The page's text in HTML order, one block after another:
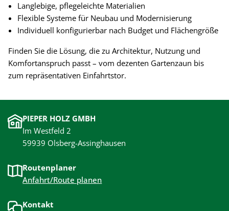
Langlebige, pflegeleichte Materialien
Flexible Systeme für Neubau und Modernisierung
Individuell konfigurierbar nach Budget und Flächengröße
Finden Sie die Lösung, die zu Architektur, Nutzung und
Komfortanspruch passt – vom dezenten Gartenzaun bis
zum repräsentativen Einfahrtstor.
PIEPER HOLZ GMBH
Im Westfeld 2
59939 Olsberg-Assinghausen
Routenplaner
Anfahrt/Route planen
Kontakt